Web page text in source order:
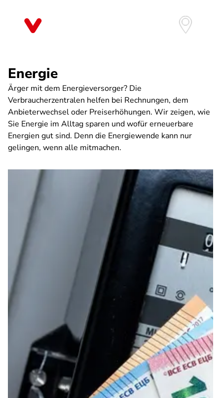
Energie
Ärger mit dem Energieversorger? Die
Verbraucherzentralen helfen bei Rechnungen, dem
Anbieterwechsel oder Preiserhöhungen. Wir zeigen, wie
Sie Energie im Alltag sparen und wofür erneuerbare
Energien gut sind. Denn die Energiewende kann nur
gelingen, wenn alle mitmachen.